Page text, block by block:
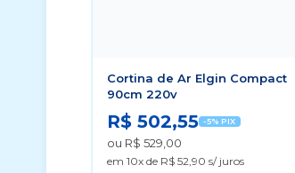
Cortina de Ar Elgin Compact
90cm 220v
R$ 502,55 -5% PIX
ou R$ 529,00
em 10x de R$ 52,90 s/ juros